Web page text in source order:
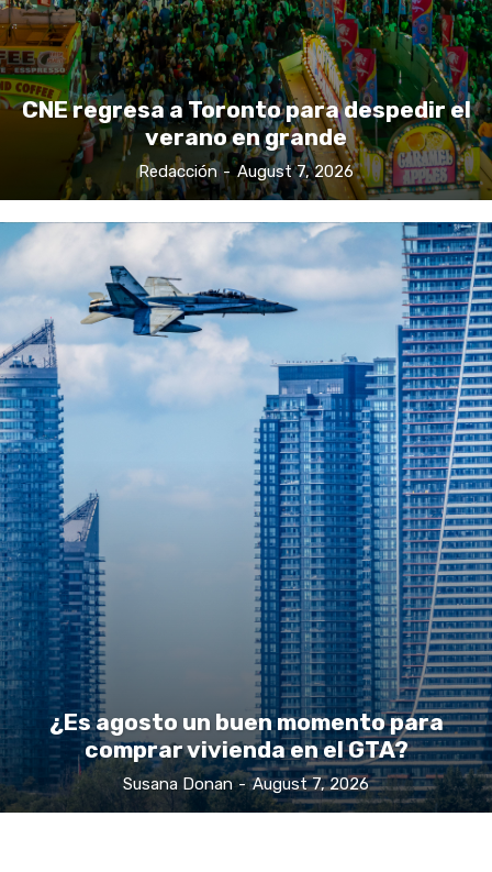
CNE regresa a Toronto para despedir el
verano en grande
Redacción - August 7, 2026
¿Es agosto un buen momento para
comprar vivienda en el GTA?
Susana Donan - August 7, 2026